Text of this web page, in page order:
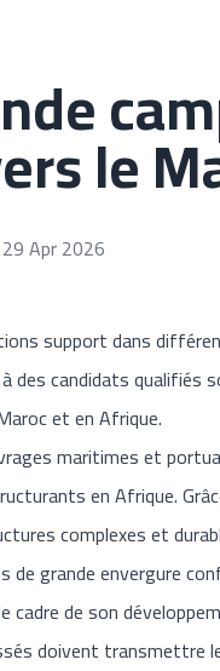
le
Apr 2026
support dans
candidats qualifiés
et en Afrique.
maritimes et
en Afrique.
complexes et
de grande envergure
de son
doivent transmettre